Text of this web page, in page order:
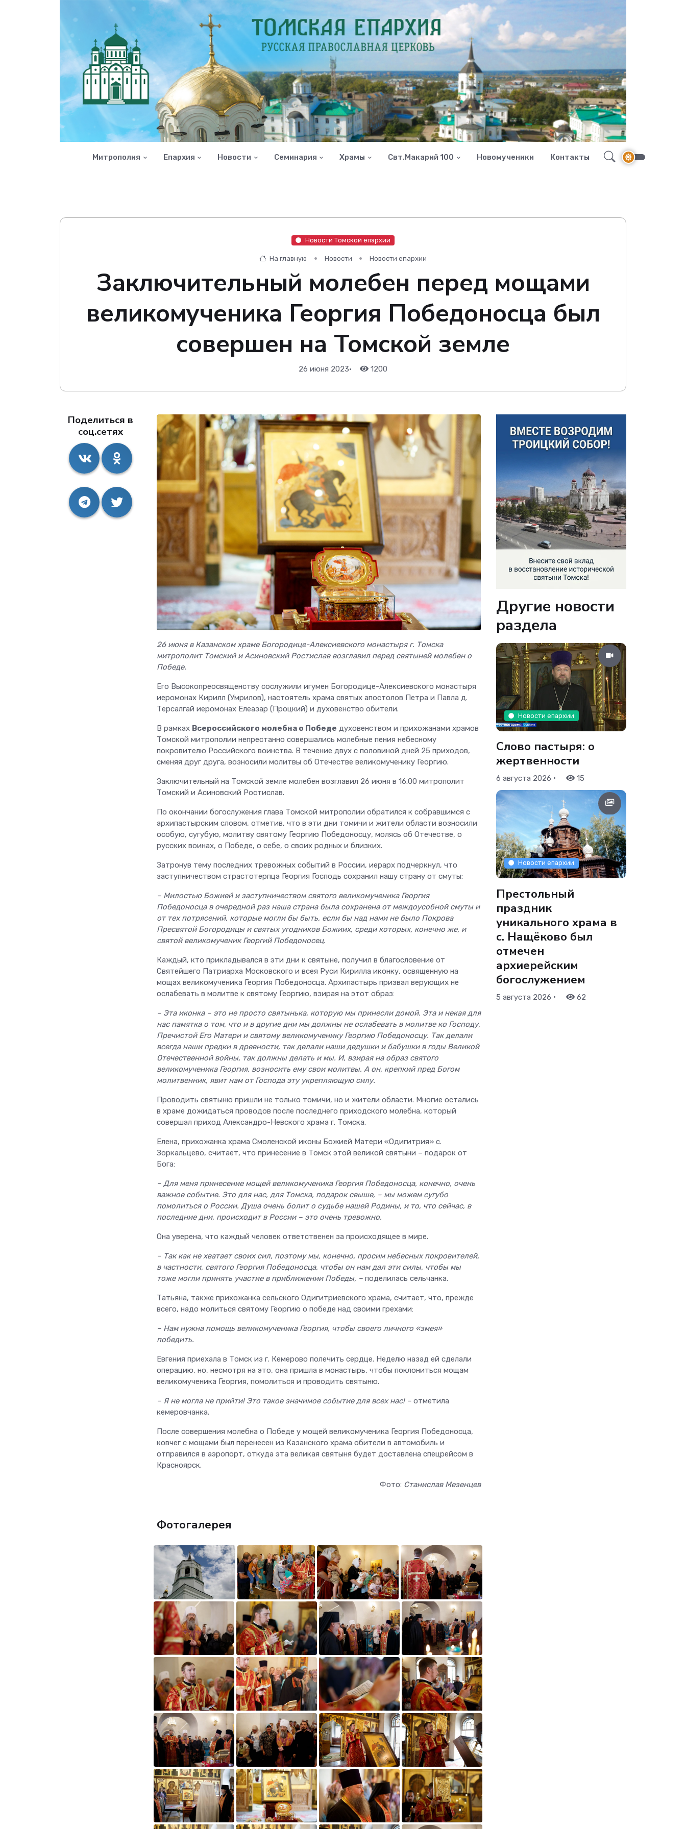
Митрополия Епархия Новости Семинария Храмы Свт.Макарий 100 Новомученики Контакты
Новости Томской епархии
На главную Новости Новости епархии
Заключительный молебен перед мощами
великомученика Георгия Победоносца был
совершен на Томской земле
26 июня 2023• 1200
Поделиться в
соц.сетях
26 июня в Казанском храме Богородице-Алексиевского монастыря г. Томска
митрополит Томский и Асиновский Ростислав возглавил перед святыней молебен о
Победе.
Его Высокопреосвященству сослужили игумен Богородице-Алексиевского монастыря
иеромонах Кирилл (Умрилов), настоятель храма святых апостолов Петра и Павла д.
Терсалгай иеромонах Елеазар (Процкий) и духовенство обители.
В рамках Всероссийского молебна о Победе духовенством и прихожанами храмов
Томской митрополии непрестанно совершались молебные пения небесному
покровителю Российского воинства. В течение двух с половиной дней 25 приходов,
сменяя друг друга, возносили молитвы об Отечестве великомученику Георгию.
Заключительный на Томской земле молебен возглавил 26 июня в 16.00 митрополит
Томский и Асиновский Ростислав.
По окончании богослужения глава Томской митрополии обратился к собравшимся с
архипастырским словом, отметив, что в эти дни томичи и жители области возносили
особую, сугубую, молитву святому Георгию Победоносцу, молясь об Отечестве, о
русских воинах, о Победе, о себе, о своих родных и близких.
Затронув тему последних тревожных событий в России, иерарх подчеркнул, что
заступничеством страстотерпца Георгия Господь сохранил нашу страну от смуты:
– Милостью Божией и заступничеством святого великомученика Георгия
Победоносца в очередной раз наша страна была сохранена от междоусобной смуты и
от тех потрясений, которые могли бы быть, если бы над нами не было Покрова
Пресвятой Богородицы и святых угодников Божиих, среди которых, конечно же, и
святой великомученик Георгий Победоносец.
Каждый, кто прикладывался в эти дни к святыне, получил в благословение от
Святейшего Патриарха Московского и всея Руси Кирилла иконку, освященную на
мощах великомученика Георгия Победоносца. Архипастырь призвал верующих не
ослабевать в молитве к святому Георгию, взирая на этот образ:
– Эта иконка – это не просто святынька, которую мы принесли домой. Эта и некая для
нас памятка о том, что и в другие дни мы должны не ослабевать в молитве ко Господу,
Пречистой Его Матери и святому великомученику Георгию Победоносцу. Так делали
всегда наши предки в древности, так делали наши дедушки и бабушки в годы Великой
Отечественной войны, так должны делать и мы. И, взирая на образ святого
великомученика Георгия, возносить ему свои молитвы. А он, крепкий пред Богом
молитвенник, явит нам от Господа эту укрепляющую силу.
Проводить святыню пришли не только томичи, но и жители области. Многие остались
в храме дожидаться проводов после последнего приходского молебна, который
совершал приход Александро-Невского храма г. Томска.
Елена, прихожанка храма Смоленской иконы Божией Матери «Одигитрия» с.
Зоркальцево, считает, что принесение в Томск этой великой святыни – подарок от
Бога:
– Для меня принесение мощей великомученика Георгия Победоносца, конечно, очень
важное событие. Это для нас, для Томска, подарок свыше, – мы можем сугубо
помолиться о России. Душа очень болит о судьбе нашей Родины, и то, что сейчас, в
последние дни, происходит в России – это очень тревожно.
Она уверена, что каждый человек ответственен за происходящее в мире.
– Так как не хватает своих сил, поэтому мы, конечно, просим небесных покровителей,
в частности, святого Георгия Победоносца, чтобы он нам дал эти силы, чтобы мы
тоже могли принять участие в приближении Победы, – поделилась сельчанка.
Татьяна, также прихожанка сельского Одигитриевского храма, считает, что, прежде
всего, надо молиться святому Георгию о победе над своими грехами:
– Нам нужна помощь великомученика Георгия, чтобы своего личного «змея»
победить.
Евгения приехала в Томск из г. Кемерово полечить сердце. Неделю назад ей сделали
операцию, но, несмотря на это, она пришла в монастырь, чтобы поклониться мощам
великомученика Георгия, помолиться и проводить святыню.
– Я не могла не прийти! Это такое значимое событие для всех нас! – отметила
кемеровчанка.
После совершения молебна о Победе у мощей великомученика Георгия Победоносца,
ковчег с мощами был перенесен из Казанского храма обители в автомобиль и
отправился в аэропорт, откуда эта великая святыня будет доставлена спецрейсом в
Красноярск.
Фото: Станислав Мезенцев
Фотогалерея
Другие новости
раздела
Новости епархии
Слово пастыря: о
жертвенности
6 августа 2026 • 15
Новости епархии
Престольный
праздник
уникального храма в
с. Нащёково был
отмечен
архиерейским
богослужением
5 августа 2026 • 62